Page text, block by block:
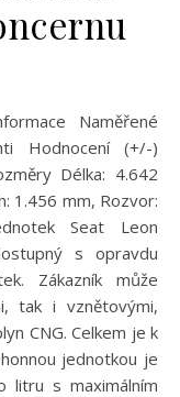
Hodnocení (+/-)
Délka: 4.642
1.456 mm, Rozvor:
Seat Leon
s opravdu
Zákazník může
tak i vznětovými,
CNG. Celkem je k
jednotkou je
litru s maximálním